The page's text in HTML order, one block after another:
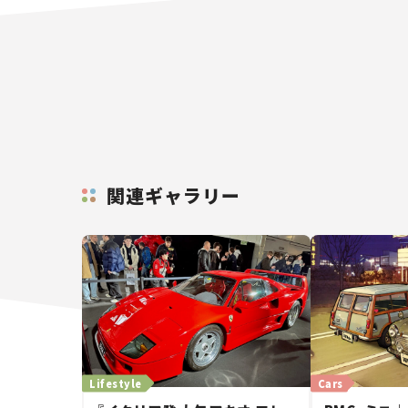
関連ギャラリー
Lifestyle Cars